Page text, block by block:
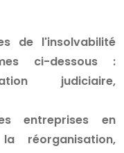
de l'insolvabilité
ci-dessous :
judiciaire,
entreprises en
réorganisation,